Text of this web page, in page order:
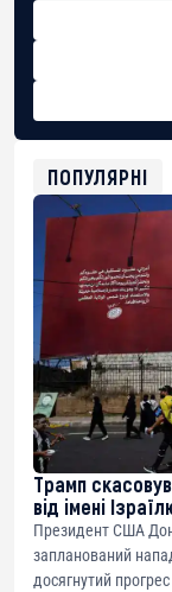
USDT
ETH
ПОПУЛЯРНІ
Трамп
від імені
Президент США
запланований
досягнутий